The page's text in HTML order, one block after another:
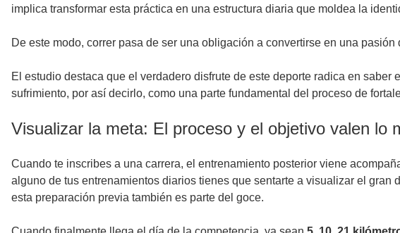
implica transformar esta práctica en una estructura diaria que moldea la
De este modo, correr pasa de ser una obligación a convertirse en una
El estudio destaca que el verdadero disfrute de este deporte radica en
sufrimiento, por así decirlo, como una parte fundamental del proceso de
Visualizar la meta: El proceso y el objetivo valen lo
Cuando te inscribes a una carrera, el entrenamiento posterior viene
alguno de tus entrenamientos diarios tienes que sentarte a visualizar el
esta preparación previa también es parte del goce.